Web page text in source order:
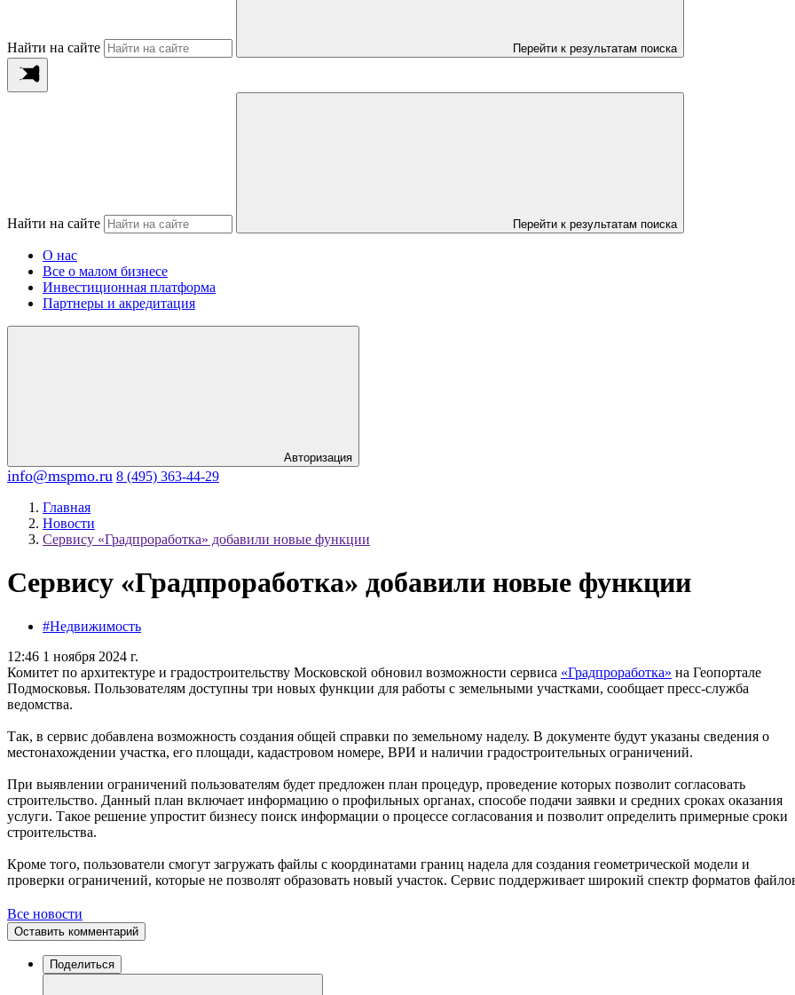
Найти на сайте Перейти к результатам поиска
Найти на сайте Перейти к результатам поиска
О нас
Все о малом бизнесе
Инвестиционная платформа
Партнеры и акредитация
Авторизация
info@mspmo.ru 8 (495) 363-44-29
Главная
Новости
Сервису «Градпроработка» добавили новые функции
Сервису «Градпроработка» добавили новые функции
#Недвижимость
12:46 1 ноября 2024 г.
Комитет по архитектуре и градостроительству Московской обновил возможности сервиса «Градпроработка» на Геопортале
Подмосковья. Пользователям доступны три новых функции для работы с земельными участками, сообщает пресс-служба
ведомства.
Так, в сервис добавлена возможность создания общей справки по земельному наделу. В документе будут указаны сведения о
местонахождении участка, его площади, кадастровом номере, ВРИ и наличии градостроительных ограничений.
При выявлении ограничений пользователям будет предложен план процедур, проведение которых позволит согласовать
строительство. Данный план включает информацию о профильных органах, способе подачи заявки и средних сроках оказания
услуги. Такое решение упростит бизнесу поиск информации о процессе согласования и позволит определить примерные сроки
строительства.
Кроме того, пользователи смогут загружать файлы с координатами границ надела для создания геометрической модели и
проверки ограничений, которые не позволят образовать новый участок. Сервис поддерживает широкий спектр форматов
Все новости
Оставить комментарий
Поделиться